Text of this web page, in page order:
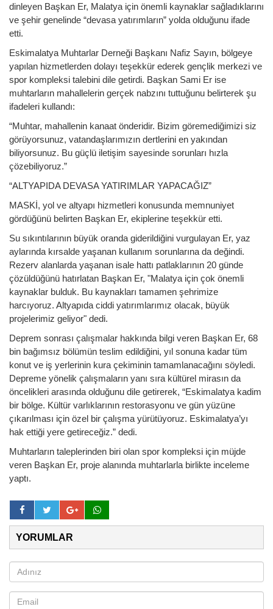
dinleyen Başkan Er, Malatya için önemli kaynaklar sağladıklarını
ve şehir genelinde “devasa yatırımların” yolda olduğunu ifade
etti.
Eskimalatya Muhtarlar Derneği Başkanı Nafiz Sayın, bölgeye
yapılan hizmetlerden dolayı teşekkür ederek gençlik merkezi ve
spor kompleksi talebini dile getirdi. Başkan Sami Er ise
muhtarların mahallelerin gerçek nabzını tuttuğunu belirterek şu
ifadeleri kullandı:
“Muhtar, mahallenin kanaat önderidir. Bizim göremediğimizi siz
görüyorsunuz, vatandaşlarımızın dertlerini en yakından
biliyorsunuz. Bu güçlü iletişim sayesinde sorunları hızla
çözebiliyoruz.”
“ALTYAPIDA DEVASA YATIRIMLAR YAPACAĞIZ”
MASKİ, yol ve altyapı hizmetleri konusunda memnuniyet
gördüğünü belirten Başkan Er, ekiplerine teşekkür etti.
Su sıkıntılarının büyük oranda giderildiğini vurgulayan Er, yaz
aylarında kırsalde yaşanan kullanım sorunlarına da değindi.
Rezerv alanlarda yaşanan isale hattı patlaklarının 20 günde
çözüldüğünü hatırlatan Başkan Er, "Malatya için çok önemli
kaynaklar bulduk. Bu kaynakları tamamen şehrimize
harcıyoruz. Altyapıda ciddi yatırımlarımız olacak, büyük
projelerimiz geliyor" dedi.
Deprem sonrası çalışmalar hakkında bilgi veren Başkan Er, 68
bin bağımsız bölümün teslim edildiğini, yıl sonuna kadar tüm
konut ve iş yerlerinin kura çekiminin tamamlanacağını söyledi.
Depreme yönelik çalışmaların yanı sıra kültürel mirasın da
öncelikleri arasında olduğunu dile getirerek, “Eskimalatya kadim
bir bölge. Kültür varlıklarının restorasyonu ve gün yüzüne
çıkarılması için özel bir çalışma yürütüyoruz. Eskimalatya’yı
hak ettiği yere getireceğiz.” dedi.
Muhtarların taleplerinden biri olan spor kompleksi için müjde
veren Başkan Er, proje alanında muhtarlarla birlikte inceleme
yaptı.
YORUMLAR